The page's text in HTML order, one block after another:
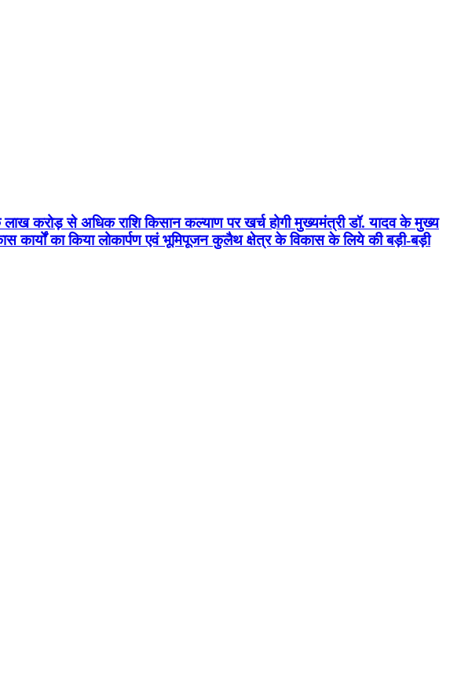
करोड़ से अधिक राशि किसान कल्याण पर खर्च होगी मुख्यमंत्री डॉ. यादव के मुख्य
का किया लोकार्पण एवं भूमिपूजन कुलैथ क्षेत्र के विकास के लिये की बड़ी-बड़ी